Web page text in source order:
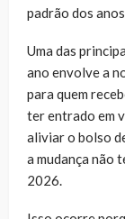
padrão dos
Uma das
ano envolve a
para quem
ter entrado em
aliviar o bolso
a mudança não
2026.